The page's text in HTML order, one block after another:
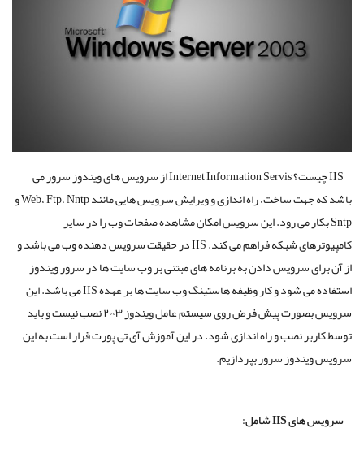
IIS چیست؟ Internet Information Servis از سرویس های ویندوز سرور می
باشد که جهت ساخت، راه اندازی و ویرایش سرویس هایی مانند Web، Ftp، Nntp و
Sntp بکار می رود. این سرویس امکان مشاهده صفحات وب را در سایر
کامپیوترهای شبکه فراهم می کند. IIS در حقیقت سرویس دهنده وب می باشد و
از آن برای سرویس دادن به برنامه های مبتنی بر وب سایت ها در سرور ویندوز
استفاده می شود و کار وظیفه هاستینگ وب سایت ها بر عهده IIS می باشد. این
سرویس بصورت پیش فرض روی سیستم عامل ویندوز ۲۰۰۳ نصب نیست و باید
توسط کاربر نصب و راه اندازی شود. در این آموزش آی تی پورت قرار است به این
سرویس ویندوز سرور بپردازیم.
سرویس هایIIS شامل: